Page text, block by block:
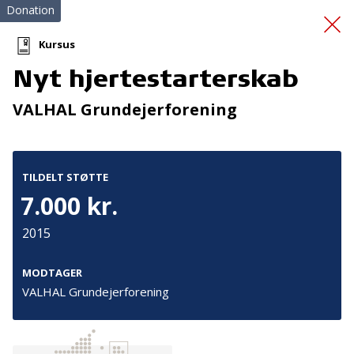
Effektiv stressreduktion
Donation
Kursus
Nyt hjertestarterskab
VALHAL Grundejerforening
TILDELT STØTTE
7.000 kr.
2015
MODTAGER
VALHAL Grundejerforening
Tilmeld nyhedsbrev
De seneste nyheder om TrygFondens og TryghedsGruppens
aktiviteter direkte i din indbakke.
Tilmeld